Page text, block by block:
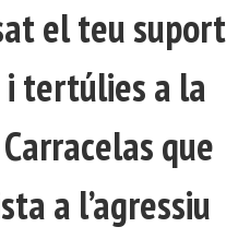
el teu suport
tertúlies a la
que
a l’agressiu